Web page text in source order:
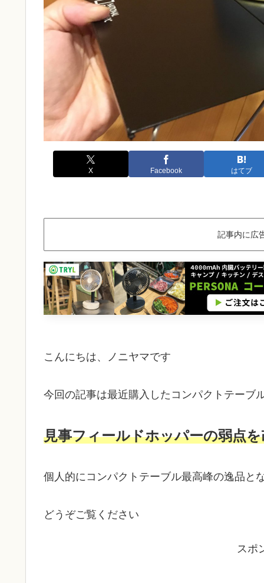
X Facebook はてブ
記事内に広
こんにちは、ノニヤマです
今回の記事は最近購入したコンパクトテー
見事フィールドホッパーの弱点を
個人的にコンパクトテーブル最高峰の逸品と
どうぞご覧ください
スポ